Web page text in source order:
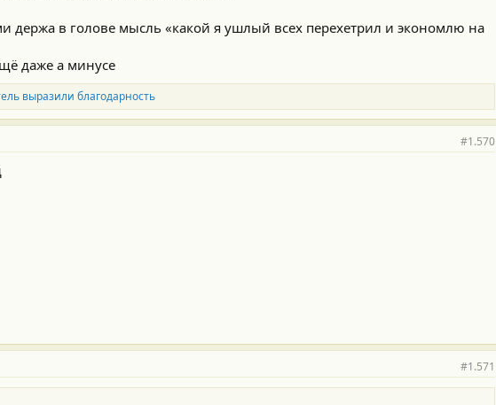
держа в голове мысль «какой я ушлый всех перехетрил и экономлю на
даже а минусе
выразили благодарность
#1.570
#1.571